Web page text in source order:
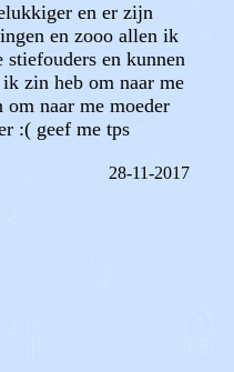
en er zijn
en zooo allen ik
stiefouders en kunnen
zin heb om naar me
naar me moeder
:( geef me tps
28-11-2017